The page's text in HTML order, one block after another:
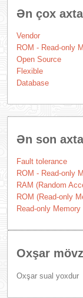
Ən çox
Vendor
ROM - Read-only
Open Source
Flexible
Database
Ən son
Fault tolerance
ROM - Read-only
RAM (Random
ROM (Read-only
Read-only Memory
Oxşar
Oxşar sual yoxdur